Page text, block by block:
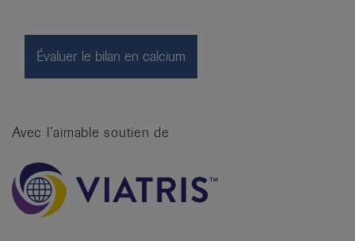
Avec l’aimable soutien de